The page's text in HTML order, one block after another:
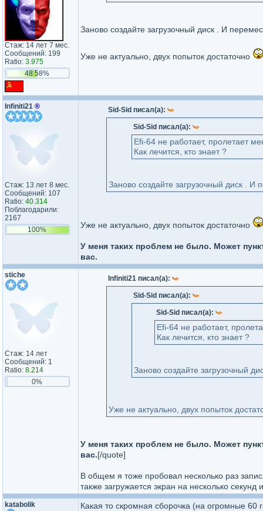
Стаж: 14 лет 7 мес.
Сообщений: 199
Ratio: 3.975
48.58%
Заново создайте загрузочный диск . И
Уже не актуально, двух попыток достаточно
Infiniti21 ®
Стаж: 13 лет 8 мес.
Сообщений: 107
Ratio: 40.314
Поблагодарили:
2167
100%
Sid-Sid писал(а):
Sid-Sid писал(а):
Efi-64 не работает, пролетает
Как лечится, кто знает ?
Заново создайте загрузочный диск . И
Уже не актуально, двух попыток достаточно
У меня таких проблем не было. Может
вас.
stiche
Стаж: 14 лет
Сообщений: 1
Ratio: 8.214
0%
Infiniti21 писал(а):
Sid-Sid писал(а):
Sid-Sid писал(а):
Efi-64 не работает,
Как лечится, кто знает ?
Заново создайте загрузочный
Уже не актуально, двух попыток
У меня таких проблем не было. Может
вас.[/quote]
В общем я тоже пробовал несколько раз
также загружается экран на несколько
katabolik
Какая то скромная сборочка (на огромные 60